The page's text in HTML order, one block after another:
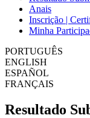
Anais
Inscrição |
Minha
PORTUGUÊS
ENGLISH
ESPAÑOL
FRANÇAIS
Resultado